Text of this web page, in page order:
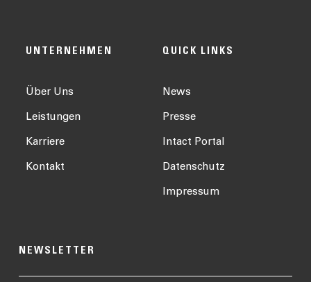
UNTERNEHMEN
Über Uns
Leistungen
Karriere
Kontakt
QUICK LINKS
News
Presse
Intact Portal
Datenschutz
Impressum
NEWSLETTER